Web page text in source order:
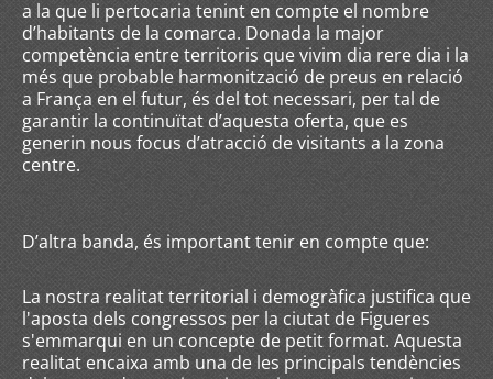
a la que li pertocaria tenint en compte el nombre
d’habitants de la comarca. Donada la major
competència entre territoris que vivim dia rere dia i la
més que probable harmonització de preus en relació
a França en el futur, és del tot necessari, per tal de
garantir la continuïtat d’aquesta oferta, que es
generin nous focus d’atracció de visitants a la zona
centre.
D’altra banda, és important tenir en compte que:
La nostra realitat territorial i demogràfica justifica que
l'aposta dels congressos per la ciutat de Figueres
s'emmarqui en un concepte de petit format. Aquesta
realitat encaixa amb una de les principals tendències